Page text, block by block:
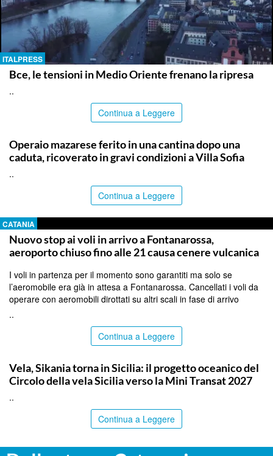
ITALPRESS
Bce, le tensioni in Medio Oriente frenano la ripresa
..
Continua a Leggere
Operaio mazarese ferito in una cantina dopo una
caduta, ricoverato in gravi condizioni a Villa Sofia
..
Continua a Leggere
CATANIA
Nuovo stop ai voli in arrivo a Fontanarossa,
aeroporto chiuso fino alle 21 causa cenere vulcanica
I voli in partenza per il momento sono garantiti ma solo se
l’aeromobile era già in attesa a Fontanarossa. Cancellati i voli da
operare con aeromobili dirottati su altri scali in fase di arrivo
..
Continua a Leggere
Vela, Sikania torna in Sicilia: il progetto oceanico del
Circolo della vela Sicilia verso la Mini Transat 2027
..
Continua a Leggere